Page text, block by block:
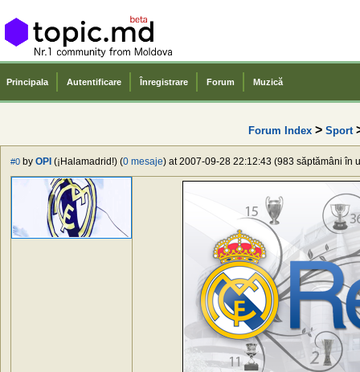
Principala Autentificare Înregistrare Forum Muzică
Forum Index > Sport
#0 by OPI (¡Halamadrid!) (0 mesaje) at 2007-09-28 22:12:43 (983 săptămâni în